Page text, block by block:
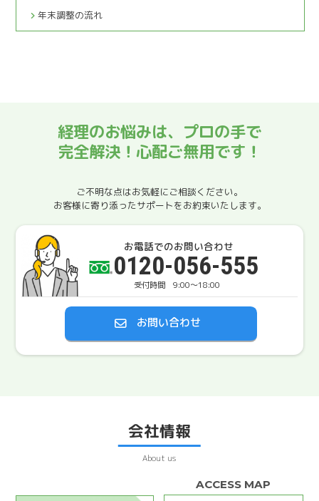
年末調整の流れ
経理のお悩みは、プロの手で
完全解決！心配ご無用です！
ご不明な点はお気軽にご相談ください。
お客様に寄り添ったサポートをお約束いたします。
お電話でのお問い合わせ
0120-056-555
9:00〜18:00
お問い合わせ
会社情報
About us